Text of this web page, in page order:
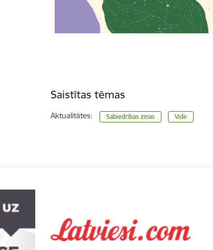
Saistītas tēmas
Aktualitātes: Sabiedrības ziņas Vide